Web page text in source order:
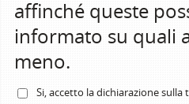
affinché queste
informato su quali
meno.
Si, accetto ladichiarazionesulla